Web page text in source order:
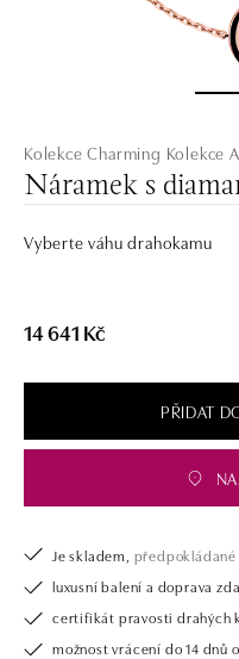
Kolekce Charming Kolekce
Náramek s
Vyberte váhu drahokamu
14 641 Kč
PŘIDAT
Je skladem, předpokládané
luxusní balení a doprava
certifikát pravosti drahých
možnost vrácení do 14 dnů